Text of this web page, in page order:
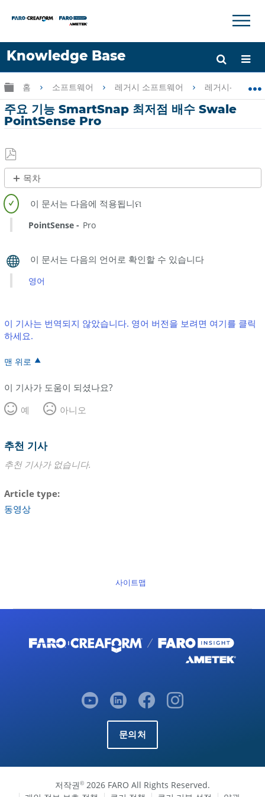
Knowledge Base
언어
도움 받기 로그인
×
글로벌 계층 확장/축소
홈 소프트웨어 레거시 소프트웨어 레거시-
주요 기능 SmartSnap 최저점 배수 Swale
PointSense Pro
PDF
로
저
장
목차
제
목
없
음
PointSense Pro
영어
이 기사는 번역되지 않았습니다. 영어 버전을 보려면 여기를 클릭
하세요.
맨 위로
이 기사가 도움이 되셨나요?
예
아니오
추천 기사
추천 기사가 없습니다.
Article type
동영상
사이트맵
문의처
저작권© 2026 FARO All Rights Reserved.